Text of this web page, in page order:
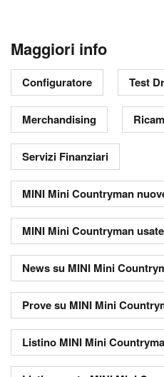
Maggiori info
Configuratore Test
Merchandising
Servizi Finanziari
MINI Mini Countryman
MINI Mini Countryman usate
News su MINI Mini
Prove su MINI Mini
Listino MINI Mini